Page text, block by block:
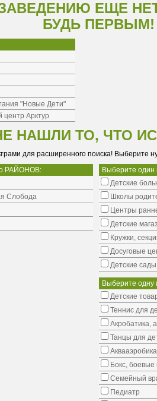
ЕЩЕ
БУДЬ ПЕРВЫМ!
"Новые Дети"
центр Арктур
НАШЛИ ТО, ЧТО
для расширенного поиска! Выберите
РАЙОНОВ:
Слобода
Выберите
Детские
Школы
Центры
Детские
Кружки,
Досуговые
Детские сады
Выберите одну
Детские
Теннис для
Акробатика,
Танцы для
Бокс, боевые
Семейный
Педиатр